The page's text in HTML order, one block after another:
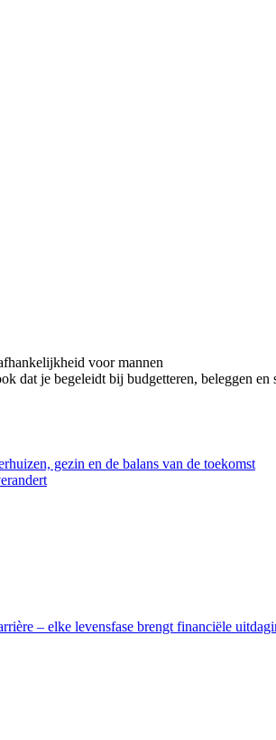
voor mannen
dat je begeleidt bij budgetteren, beleggen
gezin en de balans van de toekomst
– elke levensfase brengt financiële